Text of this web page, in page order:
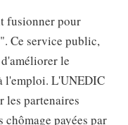
fusionner pour
Ce service public,
le
l'emploi. L'UNEDIC
les partenaires
payées par